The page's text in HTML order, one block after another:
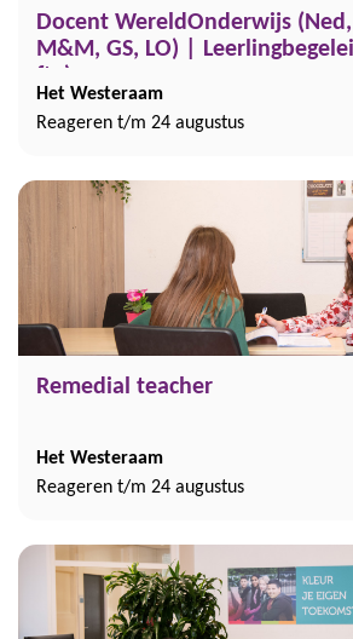
Docent WereldOnderwijs
M&M, GS, LO) |
Het Westeraam
Reageren t/m 24 augustus
Remedial teacher
Het Westeraam
Reageren t/m 24 augustus